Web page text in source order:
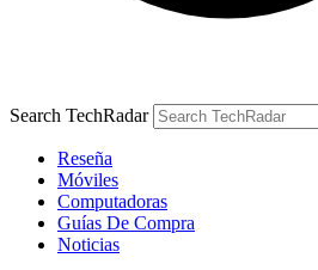
Search TechRadar
Reseña
Móviles
Computadoras
Guías De Compra
Noticias